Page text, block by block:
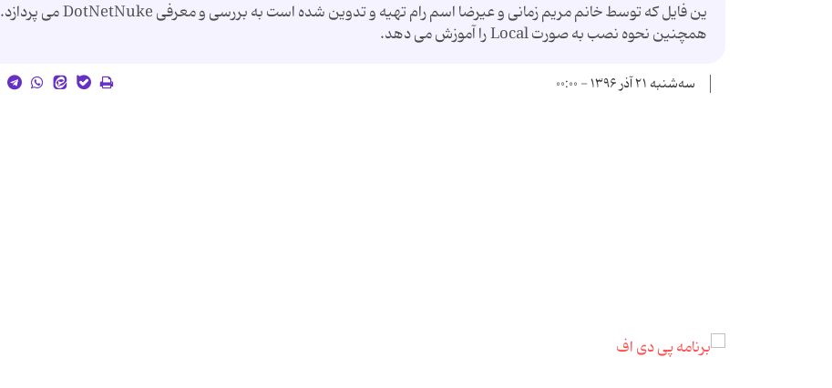
ین فایل که توسط خانم مریم زمانی و عیرضا اسم رام تهیه و تدوین شده است به بررسی و معرفی DotNetNuke می پردازد.
همچنین نحوه نصب به صورت Local را آموزش می دهد.
سه‌شنبه ۲۱ آذر ۱۳۹۶ - ۰۰:۰۰